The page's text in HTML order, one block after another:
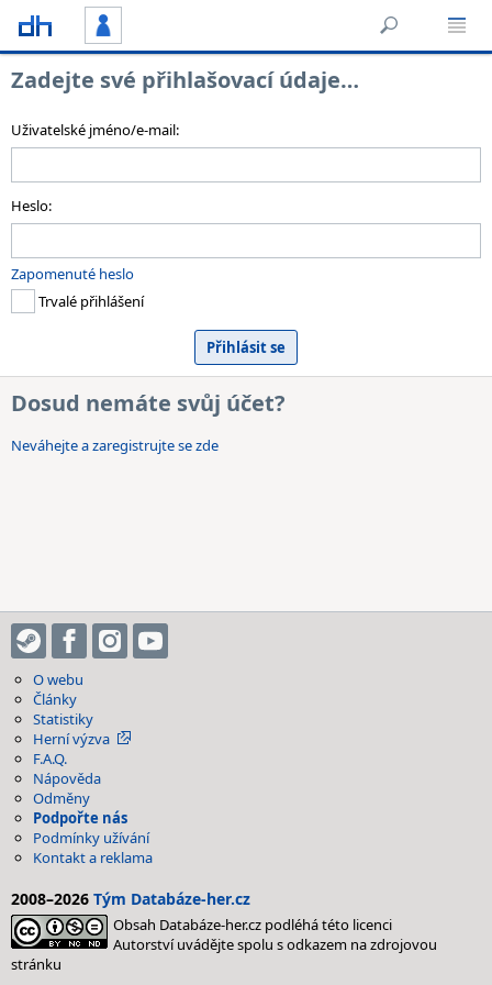
Zadejte své přihlašovací údaje…
Uživatelské jméno/e-mail:
Heslo:
Zapomenuté heslo
Trvalé přihlášení
Dosud nemáte svůj účet?
Neváhejte a zaregistrujte se zde
O webu
Články
Statistiky
Herní výzva
F.A.Q.
Nápověda
Odměny
Podpořte nás
Podmínky užívání
Kontakt a reklama
2008–2026 Tým Databáze-her.cz
Obsah Databáze-her.cz podléhá této licenci
Autorství uvádějte spolu s odkazem na zdrojovou
stránku